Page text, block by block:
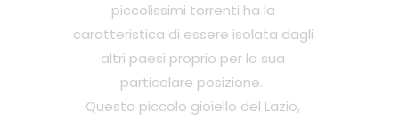
piccolissimi torrenti ha la
caratteristica di essere isolata dagli
altri paesi proprio per la sua
particolare posizione.
Questo piccolo gioiello del Lazio,